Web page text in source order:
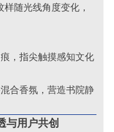
样随光线角度变化，
，指尖触摸感知文化
合香氛，营造书院静
与用户共创